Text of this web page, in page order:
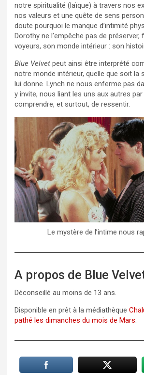
notre spiritualité (laïque) à travers nos
nos valeurs et une quête de sens
doute pourquoi le manque d’intimité
Dorothy ne l’empêche pas de préserver,
voyeurs, son monde intérieur : son
Blue Velvet peut ainsi être interprété
notre monde intérieur, quelle que soit la
lui donne. Lynch ne nous enferme pas
y invite, nous liant les uns aux autres
comprendre, et surtout, de ressentir.
Le mystère de l’intime nous
A propos de Blue
Déconseillé au moins de 13 ans.
Disponible en prêt à la médiathèque
pathé les dimanches du mois de Mars.